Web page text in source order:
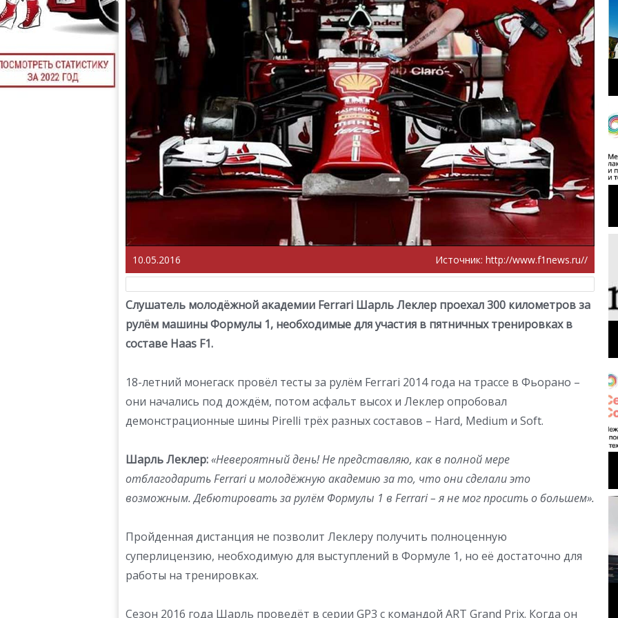
10.05.2016 Источник: http://www.f1news.ru//
Слушатель молодёжной академии Ferrari Шарль Леклер проехал 300 километров за
рулём машины Формулы 1, необходимые для участия в пятничных тренировках в
составе Haas F1.
18-летний монегаск провёл тесты за рулём Ferrari 2014 года на трассе в Фьорано –
они начались под дождём, потом асфальт высох и Леклер опробовал
демонстрационные шины Pirelli трёх разных составов – Hard, Medium и Soft.
Шарль Леклер:«Невероятный день! Не представляю, как в полной мере
отблагодарить Ferrari и молодёжную академию за то, что они сделали это
возможным. Дебютировать за рулём Формулы 1 в Ferrari – я не мог просить о большем».
Пройденная дистанция не позволит Леклеру получить полноценную
суперлицензию, необходимую для выступлений в Формуле 1, но её достаточно для
работы на тренировках.
Сезон 2016 года Шарль проведёт в серии GP3 с командой ART Grand Prix. Когда он